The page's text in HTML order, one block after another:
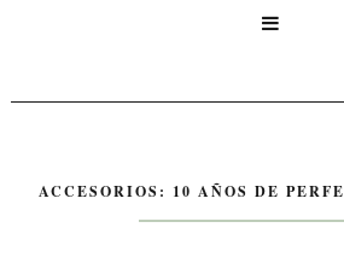

ACCESORIOS: 10 AÑOS DE